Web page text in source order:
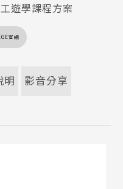
遊學課程方案
官網
明
影音分享